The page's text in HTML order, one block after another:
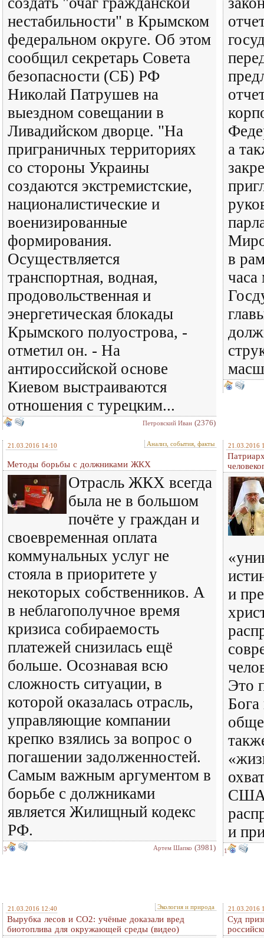
нестабильности" в Крымском
федеральном округе. Об этом
сообщил секретарь Совета
безопасности (СБ) РФ
Николай Патрушев на
выездном совещании в
Ливадийском дворце. "На
приграничных территориях
со стороны Украины
создаются экстремистские,
националистические и
военизированные
формирования.
Осуществляется
транспортная, водная,
продовольственная и
энергетическая блокады
Крымского полуострова, -
отметил он. - На
антироссийской основе
Киевом выстраиваются
отношения с турецким...
Петровский Иван (2376)
а
в
21.03.2016 14:10 Анализ, события, факты
Методы борьбы с должниками ЖКХ
Отрасль ЖКХ всегда
была не в большом
почёте у граждан и
своевременная оплата
коммунальных услуг не
стояла в приоритете у
некоторых собственников. А
в неблагополучное время
кризиса собираемость
платежей снизилась ещё
больше. Осознавая всю
сложность ситуации, в
которой оказалась отрасль,
управляющие компании
крепко взялись за вопрос о
погашении задолженностей.
Самым важным аргументом в
борьбе с должниками
является Жилищный кодекс
РФ.
3 Артем Шапко (3981)
21.03.2016
и
Это
США,
и
1
21.03.2016 12:40 Экология и природа
Вырубка лесов и CO2: учёные доказали вред
биотоплива для окружающей среды (видео)
21.03.2016
Суд